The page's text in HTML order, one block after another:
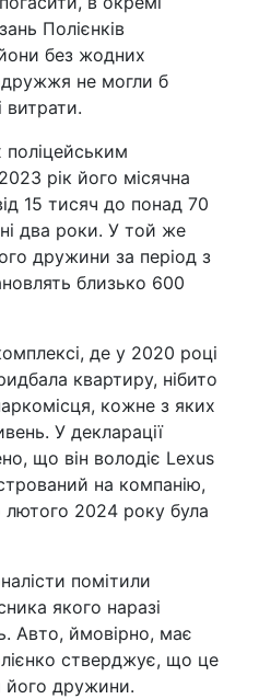
Полієнків
без жодних
не могли б
витрати.
поліцейським
рік його місячна
15 тисяч до понад 70
два роки. У той же
дружини за період з
близько 600
де у 2020 році
квартиру, нібито
кожне з яких
У декларації
що він володіє Lexus
на компанію,
лютого 2024 року була
помітили
якого наразі
Авто, ймовірно, має
стверджує, що це
його дружини.